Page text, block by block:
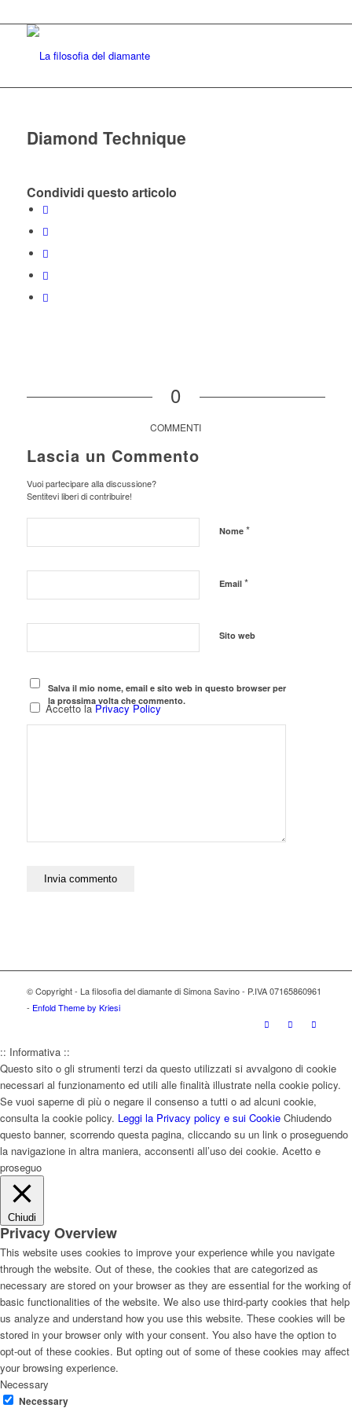
Diamond Technique
Condividi questo articolo
0
COMMENTI
Lascia un Commento
Vuoi partecipare alla discussione?
Sentitevi liberi di contribuire!
Nome *
Email *
Sito web
Salva il mio nome, email e sito web in questo browser per
la prossima volta che commento.
Accetto laPrivacy Policy
© Copyright - La filosofia del diamante di Simona Savino - P.IVA 07165860961
- Enfold Theme by Kriesi
:: Informativa ::
Questo sito o gli strumenti terzi da questo utilizzati si avvalgono di cookie
necessari al funzionamento ed utili alle finalità illustrate nella cookie policy.
Se vuoi saperne di più o negare il consenso a tutti o ad alcuni cookie,
consulta la cookie policy. Leggi la Privacy policy e sui Cookie Chiudendo
questo banner, scorrendo questa pagina, cliccando su un link o proseguendo
la navigazione in altra maniera, acconsenti all’uso dei cookie. Acetto e
proseguo
Chiudi
Privacy Overview
This website uses cookies to improve your experience while you navigate
through the website. Out of these, the cookies that are categorized as
necessary are stored on your browser as they are essential for the working of
basic functionalities of the website. We also use third-party cookies that help
us analyze and understand how you use this website. These cookies will be
stored in your browser only with your consent. You also have the option to
opt-out of these cookies. But opting out of some of these cookies may affect
your browsing experience.
Necessary
Necessary